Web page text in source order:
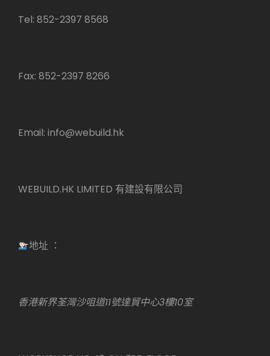
Tel: 852-2397 8568
Fax: 852-2397 8266
Email: info@webuild.hk
WEBUILD.HK LIMITED 有建設有限公司
地址 ：
香港新界荃灣沙咀道11號達貿中心3樓10室